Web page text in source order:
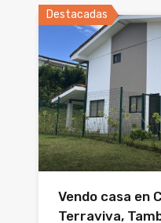
Destacadas
Vendo casa en
Terraviva,